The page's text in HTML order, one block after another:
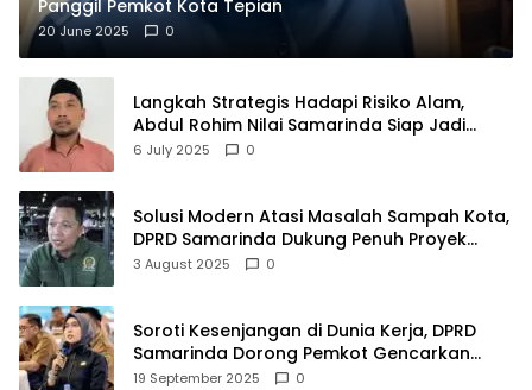
Panggil Pemkot Kota Tepian
20 June 2025 0
Langkah Strategis Hadapi Risiko Alam,
Abdul Rohim Nilai Samarinda Siap Jadi
Pusat Logistik Bencana Kalimantan
6 July 2025 0
Solusi Modern Atasi Masalah Sampah Kota,
DPRD Samarinda Dukung Penuh Proyek
PLTSA
3 August 2025 0
Soroti Kesenjangan di Dunia Kerja, DPRD
Samarinda Dorong Pemkot Gencarkan
Pemberdayaan Perempuan
19 September 2025 0